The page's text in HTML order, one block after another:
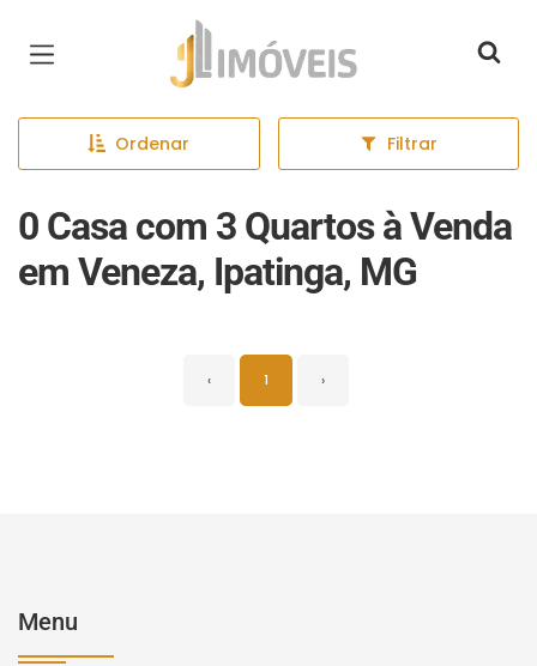
Página inicial
Ordenar Filtrar
0 Casa com 3 Quartos à Venda
em Veneza, Ipatinga, MG
‹ 1 ›
Menu